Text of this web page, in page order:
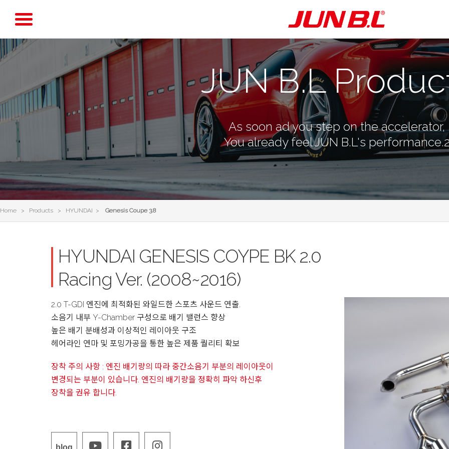
JUN B.L
As soon ad you step on the accelerator,
You already feel JUN B.L's
Home > Products > HYUNDAI > Genesis Coupe 3.8
HYUNDAI GENESIS COYPE BK 2.0
Racing Ver. (2008~2016)
2.0 T-GDI 엔진에 최적화된 와일드한 스포츠 사운드 연출.
소음기 내부 Y-Chamber 구성으로 배기 밸런스 향상
높은 배기 분배성과 이상적인 레이아웃 구조
헤어라인 연마 및 포밍가공을 통한 높은 제품 퀄리티 확보
장착 주의 사항 : 엔진 배기량의 따라 중간소음기 부분의 레이아웃이
변경되는 부분이 있습니다. 엔진의 배기량을 정확히 파악 하신후
장착을 권유 합니다.